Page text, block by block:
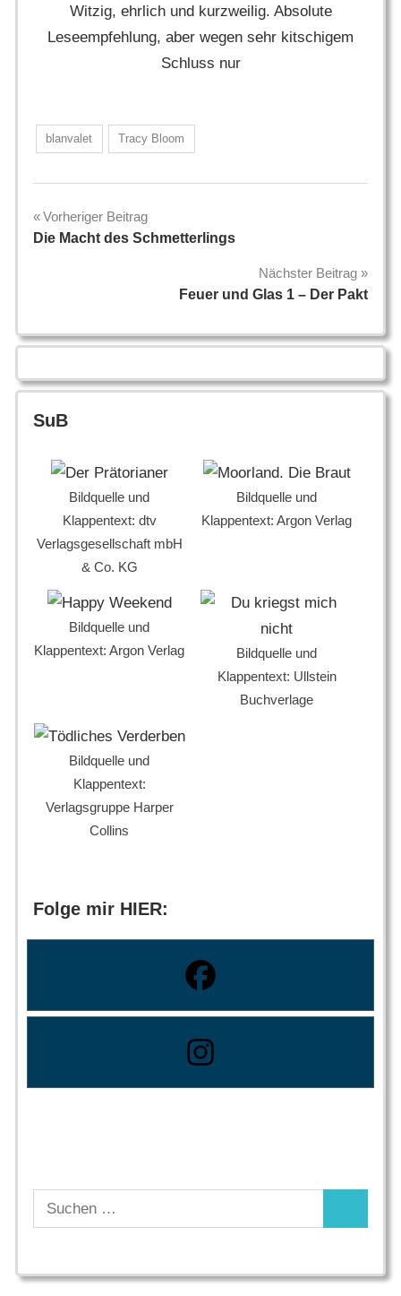
Witzig, ehrlich und kurzweilig. Absolute
Leseempfehlung, aber wegen sehr kitschigem
Schluss nur
blanvalet Tracy Bloom
Beitragsnavigation
Vorheriger Beitrag
Die Macht des Schmetterlings
Nächster Beitrag
Feuer und Glas 1 – Der Pakt
SuB
Bildquelle und
Klappentext: dtv
Verlagsgesellschaft mbH
& Co. KG
Bildquelle und
Klappentext: Argon Verlag
Bildquelle und
Klappentext: Argon Verlag
Bildquelle und
Klappentext: Ullstein
Buchverlage
Bildquelle und
Klappentext:
Verlagsgruppe Harper
Collins
Folge mir HIER:
Suchen
nach: